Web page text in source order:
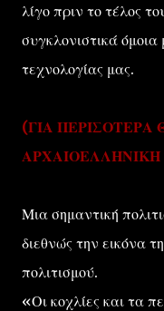
λίγο πριν το τέλος
συγκλονιστικά
τεχνολογίας μας.
(ΓΙΑ
Μια σημαντική
διεθνώς την εικόνα
πολιτισμού.
«Οι κοχλίες και τα